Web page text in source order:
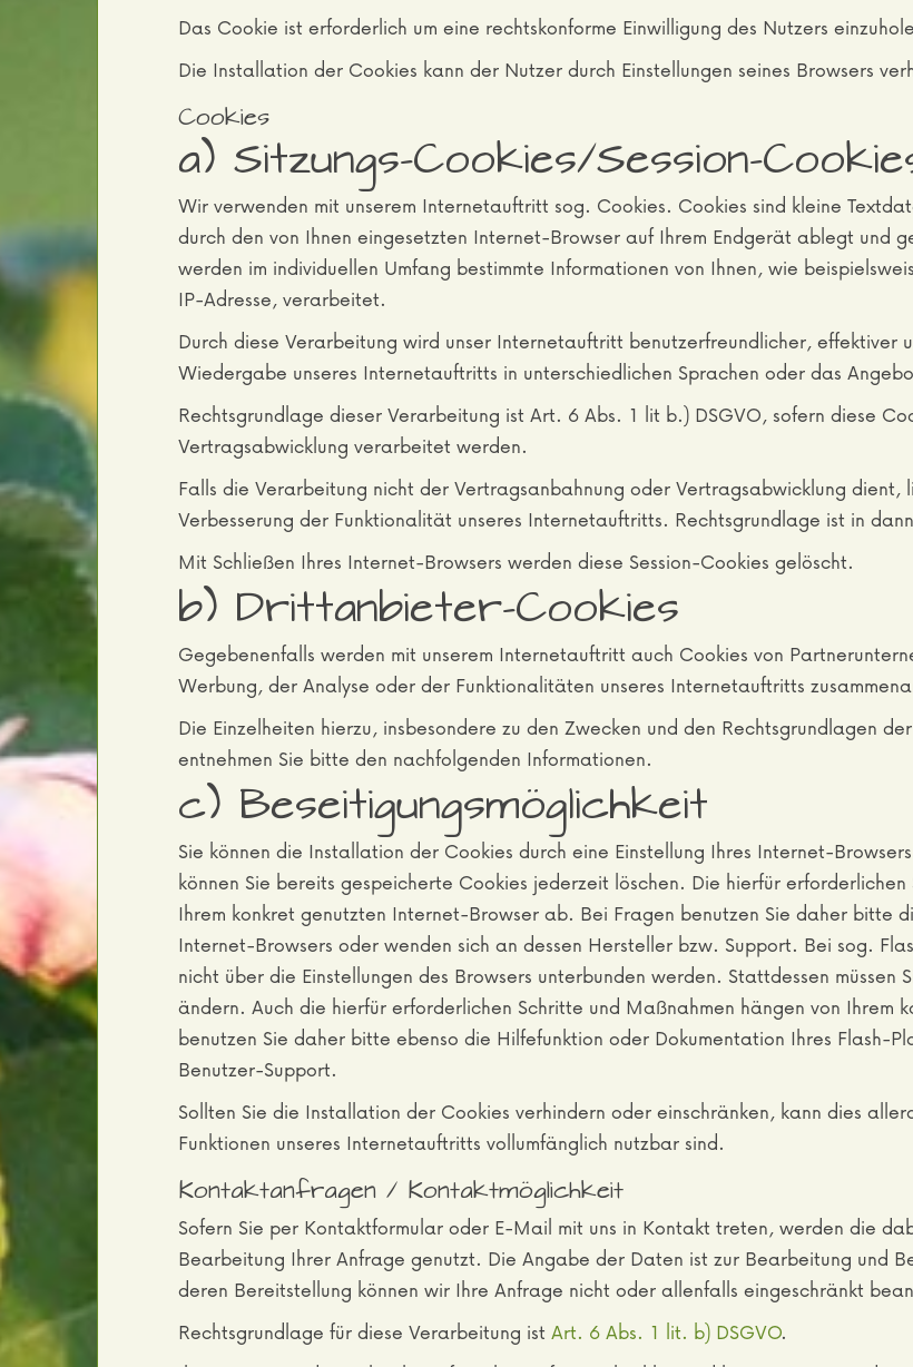
Das Cookie ist erforderlich um eine rechtskonforme Einwilligung des Nutzers
Die Installation der Cookies kann der Nutzer durch Einstellungen seines Browsers
Cookies
a) Sitzungs-Cookies/Session-
Wir verwenden mit unserem Internetauftritt sog. Cookies. Cookies sind kleine
durch den von Ihnen eingesetzten Internet-Browser auf Ihrem Endgerät ablegt und
werden im individuellen Umfang bestimmte Informationen von Ihnen, wie
IP-Adresse, verarbeitet.
Durch diese Verarbeitung wird unser Internetauftritt benutzerfreundlicher, effektiver
Wiedergabe unseres Internetauftritts in unterschiedlichen Sprachen oder das
Rechtsgrundlage dieser Verarbeitung ist Art. 6 Abs. 1 lit b.) DSGVO, sofern diese
Vertragsabwicklung verarbeitet werden.
Falls die Verarbeitung nicht der Vertragsanbahnung oder Vertragsabwicklung
Verbesserung der Funktionalität unseres Internetauftritts. Rechtsgrundlage ist in dann
Mit Schließen Ihres Internet-Browsers werden diese Session-Cookies gelöscht.
b) Drittanbieter-Cookies
Gegebenenfalls werden mit unserem Internetauftritt auch Cookies von
Werbung, der Analyse oder der Funktionalitäten unseres Internetauftritts
Die Einzelheiten hierzu, insbesondere zu den Zwecken und den Rechtsgrundlagen
entnehmen Sie bitte den nachfolgenden Informationen.
c) Beseitigungsmöglichkeit
Sie können die Installation der Cookies durch eine Einstellung Ihres Internet-
können Sie bereits gespeicherte Cookies jederzeit löschen. Die hierfür
Ihrem konkret genutzten Internet-Browser ab. Bei Fragen benutzen Sie daher bitte
Internet-Browsers oder wenden sich an dessen Hersteller bzw. Support. Bei sog.
nicht über die Einstellungen des Browsers unterbunden werden. Stattdessen müssen
ändern. Auch die hierfür erforderlichen Schritte und Maßnahmen hängen von Ihrem
benutzen Sie daher bitte ebenso die Hilfefunktion oder Dokumentation Ihres Flash-
Benutzer-Support.
Sollten Sie die Installation der Cookies verhindern oder einschränken, kann dies
Funktionen unseres Internetauftritts vollumfänglich nutzbar sind.
Kontaktanfragen / Kontaktmöglichkeit
Sofern Sie per Kontaktformular oder E-Mail mit uns in Kontakt treten, werden die
Bearbeitung Ihrer Anfrage genutzt. Die Angabe der Daten ist zur Bearbeitung und
deren Bereitstellung können wir Ihre Anfrage nicht oder allenfalls eingeschränkt
Rechtsgrundlage für diese Verarbeitung ist Art. 6 Abs. 1 lit. b) DSGVO.